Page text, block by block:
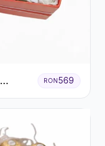
RON569